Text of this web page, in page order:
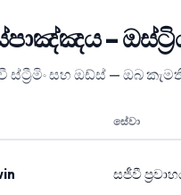
–
ස්ට්‍රීමිං සහ ඔඩ්ස් — ඔබ
සේවා
සජීවී